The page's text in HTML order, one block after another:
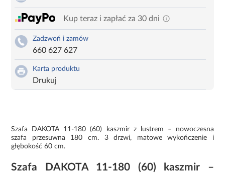
Kup teraz i zapłać za 30 dni
Zadzwoń i zamów
660 627 627
Karta produktu
Drukuj
Szafa DAKOTA 11-180 (60) kaszmir z lustrem – nowoczesna
szafa przesuwna 180 cm. 3 drzwi, matowe wykończenie i
głębokość 60 cm.
Szafa DAKOTA 11-180 (60) kaszmir –